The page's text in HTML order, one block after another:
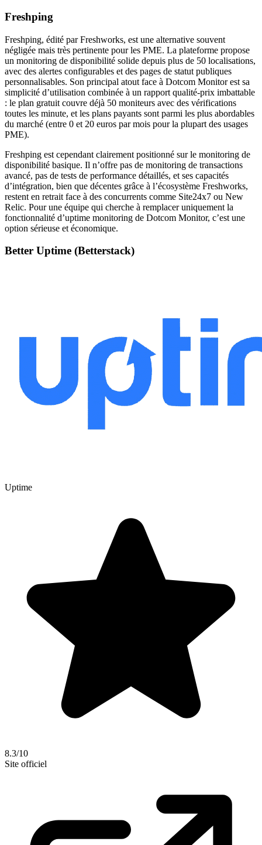
Freshping
Freshping, édité par Freshworks, est une alternative souvent
négligée mais très pertinente pour les PME. La plateforme propose
un monitoring de disponibilité solide depuis plus de 50 localisations,
avec des alertes configurables et des pages de statut publiques
personnalisables. Son principal atout face à Dotcom Monitor est sa
simplicité d’utilisation combinée à un rapport qualité-prix imbattable
: le plan gratuit couvre déjà 50 moniteurs avec des vérifications
toutes les minute, et les plans payants sont parmi les plus abordables
du marché (entre 0 et 20 euros par mois pour la plupart des usages
PME).
Freshping est cependant clairement positionné sur le monitoring de
disponibilité basique. Il n’offre pas de monitoring de transactions
avancé, pas de tests de performance détaillés, et ses capacités
d’intégration, bien que décentes grâce à l’écosystème Freshworks,
restent en retrait face à des concurrents comme Site24x7 ou New
Relic. Pour une équipe qui cherche à remplacer uniquement la
fonctionnalité d’uptime monitoring de Dotcom Monitor, c’est une
option sérieuse et économique.
Better Uptime (Betterstack)
Uptime
8.3/10
Site officiel